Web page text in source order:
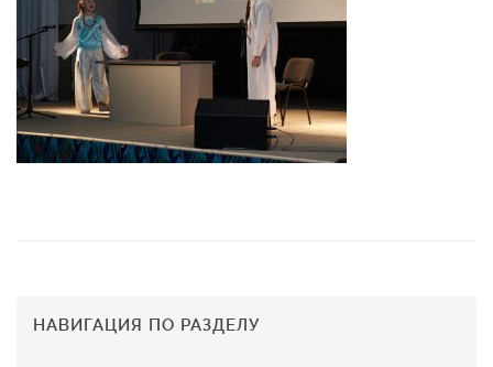
НАВИГАЦИЯ ПО РАЗДЕЛУ